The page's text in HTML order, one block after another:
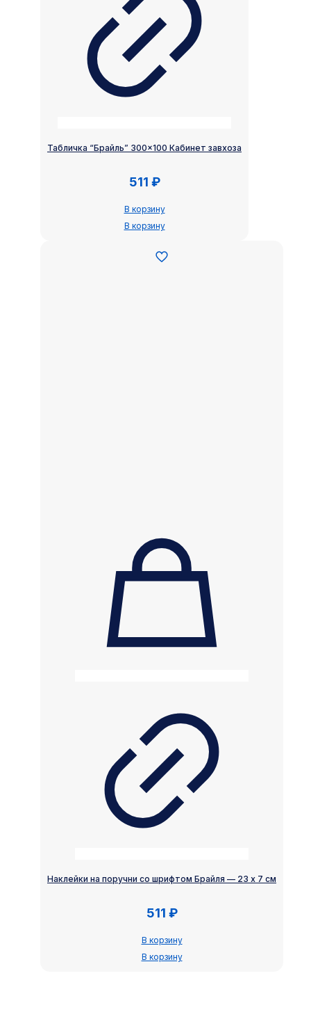
Табличка “Брайль” 300×100 Кабинет завхоза
511 ₽
В корзину
В корзину
Наклейки на поручни со шрифтом Брайля — 23 х 7 см
511 ₽
В корзину
В корзину